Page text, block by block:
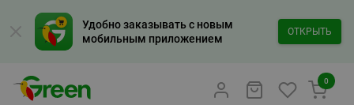
Удобно заказывать с новым
мобильным приложением
ОТКРЫТЬ
0